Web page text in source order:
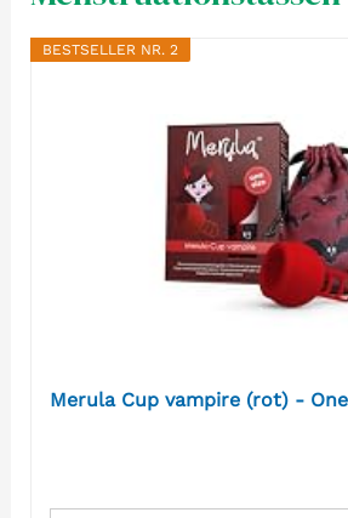
BESTSELLER NR. 2
Merula Cup vampire (rot) -